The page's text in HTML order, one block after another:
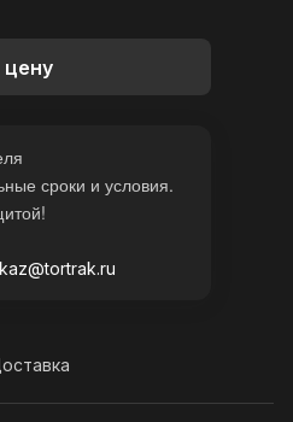
цену
сроки и условия.